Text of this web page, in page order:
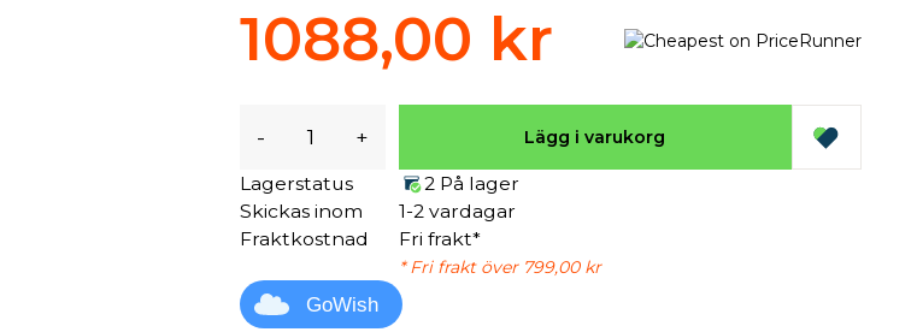
1088,00 kr
- + Lägg i varukorg
Lagerstatus
2 På lager
Skickas inom
1-2 vardagar
Fraktkostnad
Fri frakt*
* Fri frakt över 799,00 kr
GoWish